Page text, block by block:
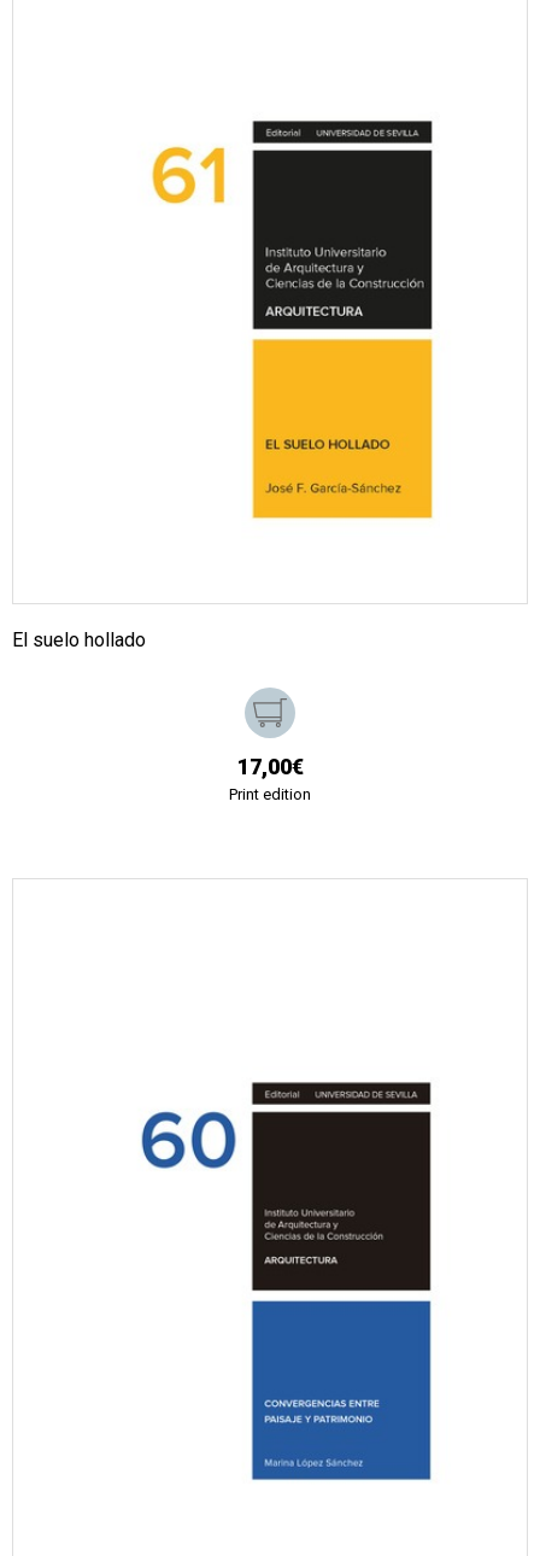
El suelo hollado
17,00€
Print edition